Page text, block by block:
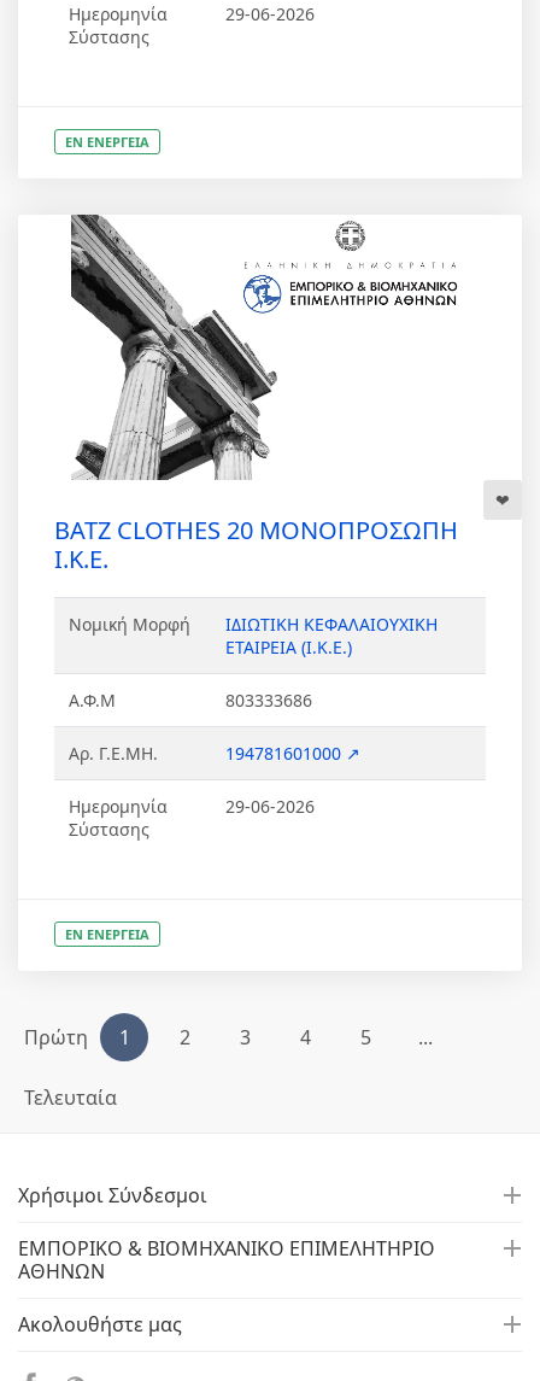
Ημερομηνία
Σύστασης
29-06-2026
ΕΝ ΕΝΕΡΓΕΙΑ
BATZ CLOTHES 20 ΜΟΝΟΠΡΟΣΩΠΗ
Ι.Κ.Ε.
Νομική Μορφή
ΙΔΙΩΤΙΚΗ ΚΕΦΑΛΑΙΟΥΧΙΚΗ
ΕΤΑΙΡΕΙΑ (Ι.Κ.Ε.)
Α.Φ.Μ 803333686
Αρ. Γ.Ε.ΜΗ. 194781601000 ↗
Ημερομηνία
Σύστασης
29-06-2026
ΕΝ ΕΝΕΡΓΕΙΑ
Πρώτη 1 2 3 4 5 ...
Τελευταία
Χρήσιμοι Σύνδεσμοι
ΕΜΠΟΡΙΚΟ & ΒΙΟΜΗΧΑΝΙΚΟ ΕΠΙΜΕΛΗΤΗΡΙΟ
ΑΘΗΝΩΝ
Ακολουθήστε μας